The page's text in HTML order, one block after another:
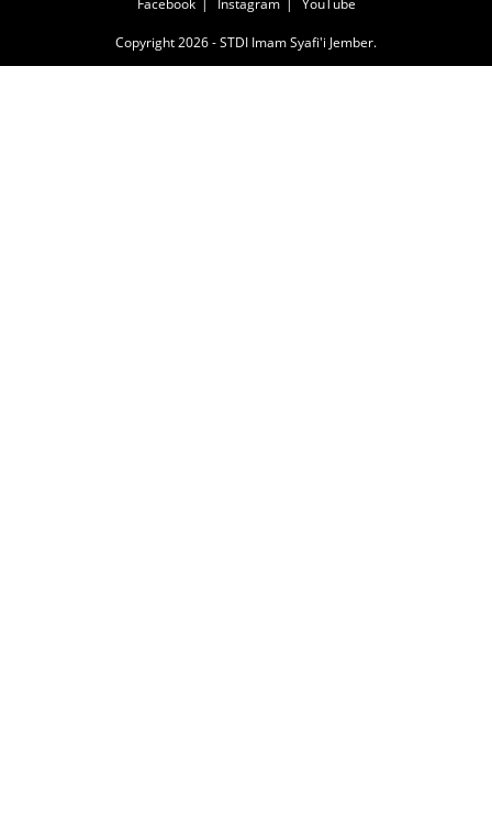
Facebook Instagram YouTube
Copyright 2026 - STDI Imam Syafi'i Jember.